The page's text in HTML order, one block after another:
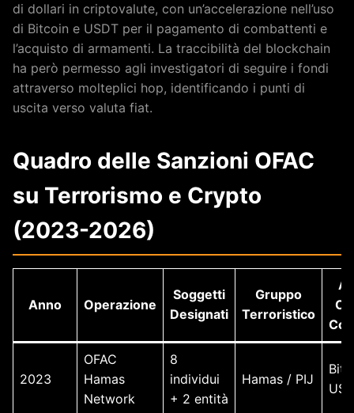
di dollari in criptovalute, con un’accelerazione nell’uso
di Bitcoin e USDT per il pagamento di combattenti e
l’acquisto di armamenti. La traccibilità del blockchain
ha però permesso agli investigatori di seguire i fondi
attraverso molteplici hop, identificando i punti di
uscita verso valuta fiat.
Quadro delle Sanzioni OFAC
su Terrorismo e Crypto
(2023-2026)
Anno Operazione
Soggetti
Designati
Gruppo
Terroristico
2023
OFAC
Hamas
Network
8
individui
+ 2 entità
Hamas / PIJ